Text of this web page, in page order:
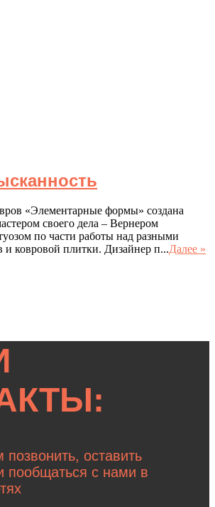
«Элементарные формы» создана
своего дела – Вернером
по части работы над разными
и ковровой плитки. Дизайнер п...Далее »
оставить
пообщаться с нами в